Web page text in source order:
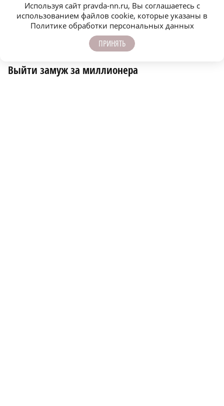
агентов в Голливуде, 53-летний Джонни Хайд. Он помог Мэрилин
получить роли в фильмах «Асфальтовые джунгли» и «Всё о Еве»,
которые сделали её знаменитой. Однако замуж за Хайда она так и
не вышла – ей нравились другие мужчины…
Выйти замуж за миллионера
Используя сайт pravda-nn.ru, Вы соглашаетесь с
использованием файлов cookie, которые указаны в
Политике обработки персональных данных
ПРИНЯТЬ